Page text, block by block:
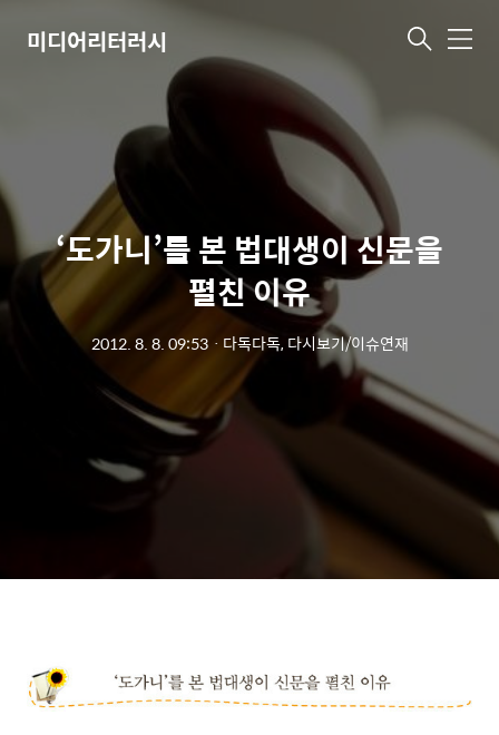
미디어리터러시 메
‘도가니’를 본 법대생이 신문을
펼친 이유
2012. 8. 8. 09:53ㆍ 다독다독, 다시보기/이슈연재